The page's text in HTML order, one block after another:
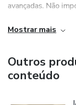
avançadas. Não
digitais cativantes -
Nossa equipe
apaixonados que
Mostrar mais
Outros
conteúdo